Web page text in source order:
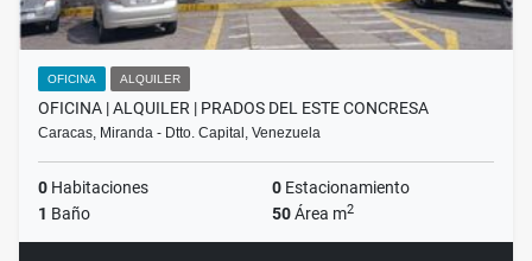
OFICINA ALQUILER
OFICINA | ALQUILER | PRADOS DEL ESTE CONCRESA
Caracas, Miranda - Dtto. Capital, Venezuela
0 Habitaciones 0 Estacionamiento
1 Baño 50Área m2